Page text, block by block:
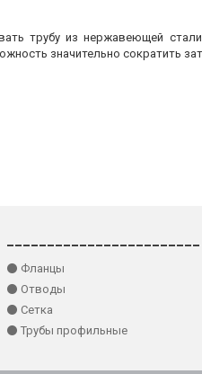
трубу из нержавеющей
значительно сократить
⚫ Фланцы
⚫ Отводы
⚫ Сетка
⚫ Трубы профильные